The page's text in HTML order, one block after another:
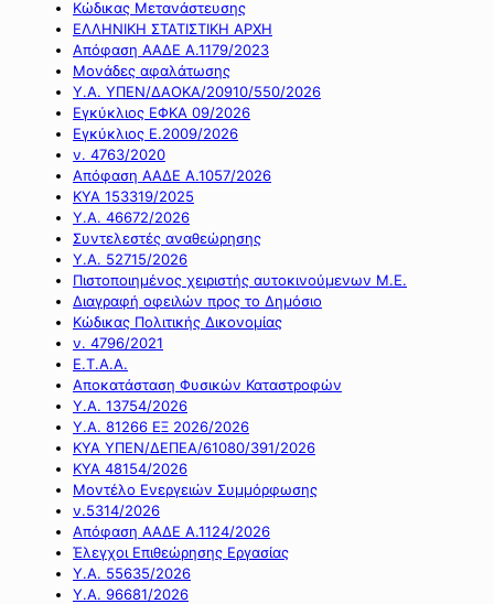
Κώδικας Μετανάστευσης
ΕΛΛΗΝΙΚΗ ΣΤΑΤΙΣΤΙΚΗ ΑΡΧΗ
Απόφαση ΑΑΔΕ Α.1179/2023
Μονάδες αφαλάτωσης
Υ.Α. ΥΠΕΝ/ΔΑΟΚΑ/20910/550/2026
Εγκύκλιος ΕΦΚΑ 09/2026
Εγκύκλιος Ε.2009/2026
ν. 4763/2020
Απόφαση ΑΑΔΕ Α.1057/2026
ΚΥΑ 153319/2025
Υ.Α. 46672/2026
Συντελεστές αναθεώρησης
Υ.Α. 52715/2026
Πιστοποιημένος χειριστής αυτοκινούμενων Μ.Ε.
Διαγραφή οφειλών προς το Δημόσιο
Κώδικας Πολιτικής Δικονομίας
ν. 4796/2021
Ε.Τ.Α.Α.
Αποκατάσταση Φυσικών Καταστροφών
Υ.Α. 13754/2026
Υ.Α. 81266 ΕΞ 2026/2026
ΚΥΑ ΥΠΕΝ/ΔΕΠΕΑ/61080/391/2026
ΚΥΑ 48154/2026
Μοντέλο Ενεργειών Συμμόρφωσης
ν.5314/2026
Απόφαση ΑΑΔΕ Α.1124/2026
Έλεγχοι Επιθεώρησης Εργασίας
Υ.Α. 55635/2026
Υ.Α. 96681/2026